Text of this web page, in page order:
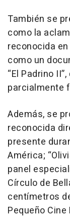
También se
como la
reconocida
como un
“El Padrino
parcialmente
Además, se
reconocida
presente
América;
panel
Círculo de
centímetros
Pequeño Cine